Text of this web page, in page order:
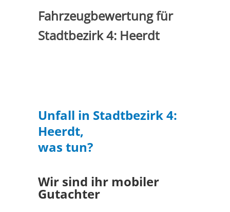
Fahrzeugbewertung für
Stadtbezirk 4: Heerdt
Unfall in Stadtbezirk 4:
Heerdt,
was tun?
Wir sind ihr mobiler
Gutachter